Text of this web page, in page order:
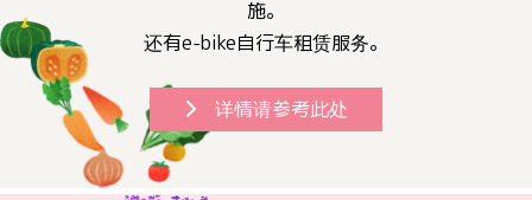
施。
还有e-bike自行车租赁服务。
详情请参考此处